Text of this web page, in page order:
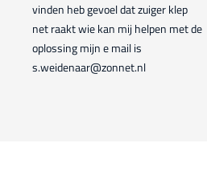
vinden heb gevoel dat zuiger klep
net raakt wie kan mij helpen met de
oplossing mijn e mail is
s.weidenaar@zonnet.nl